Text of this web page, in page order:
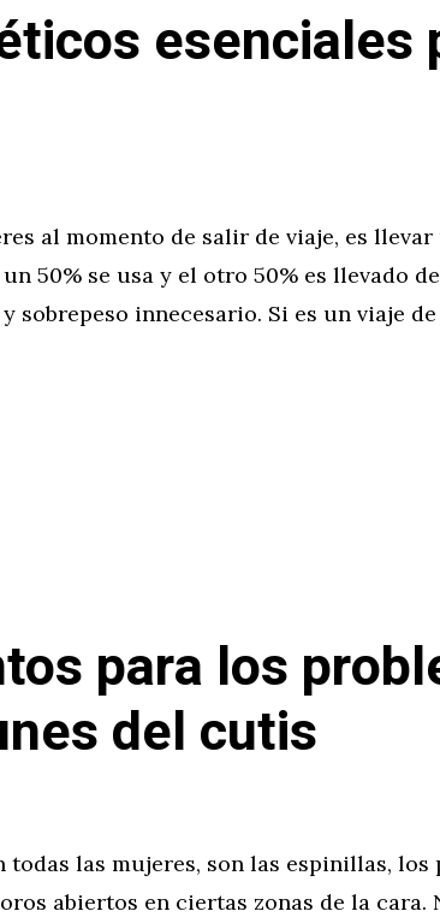
esenciales
al momento de salir de viaje, es llevar
50% se usa y el otro 50% es llevado
sobrepeso innecesario. Si es un viaje de
para los
del cutis
todas las mujeres, son las espinillas, los
abiertos en ciertas zonas de la cara.